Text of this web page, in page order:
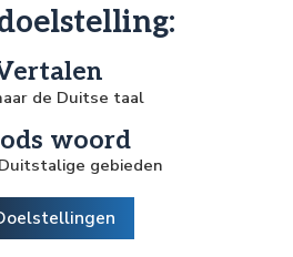
de Duitse taal
woord
gebieden